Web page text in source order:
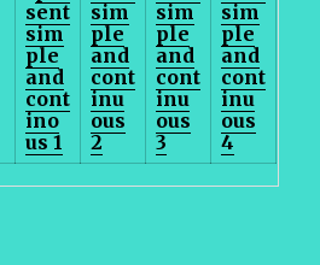
sent
sim
ple
and
cont
ino
us 1
sim
ple
and
cont
inu
ous
2
sim
ple
and
cont
inu
ous
3
sim
ple
and
cont
inu
ous
4